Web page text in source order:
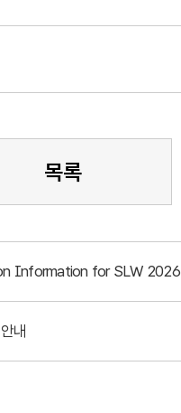
목록
Information for SLW 2026
내